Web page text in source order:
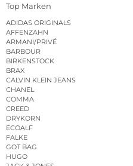
Top Marken
ADIDAS ORIGINALS
AFFENZAHN
ARMANI/PRIVÉ
BARBOUR
BIRKENSTOCK
BRAX
CALVIN KLEIN JEANS
CHANEL
COMMA
CREED
DRYKORN
ECOALF
FALKE
GOT BAG
HUGO